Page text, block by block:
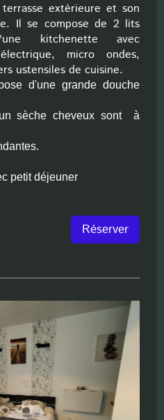
extérieure et son
Il se compose de 2 lits
kitchenette avec
micro ondes,
ustensiles de cuisine.
d'une grande douche
sèche cheveux sont à
petit déjeuner
Réserver